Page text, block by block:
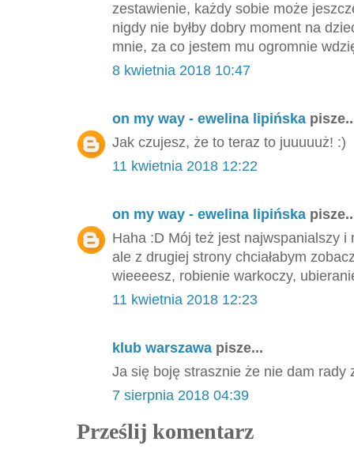
zestawienie, każdy sobie może
nigdy nie byłby dobry moment na
mnie, za co jestem mu ogromnie
8 kwietnia 2018 10:47
on my way - ewelina lipińska
Jak czujesz, że to teraz to juuuuuż! :)
11 kwietnia 2018 12:22
on my way - ewelina lipińska
Haha :D Mój też jest najwspanialszy i
ale z drugiej strony chciałabym
wieeeesz, robienie warkoczy,
11 kwietnia 2018 12:23
klub warszawa pisze...
Ja się boję strasznie że nie dam rady
7 sierpnia 2018 04:39
Prześlij komentarz